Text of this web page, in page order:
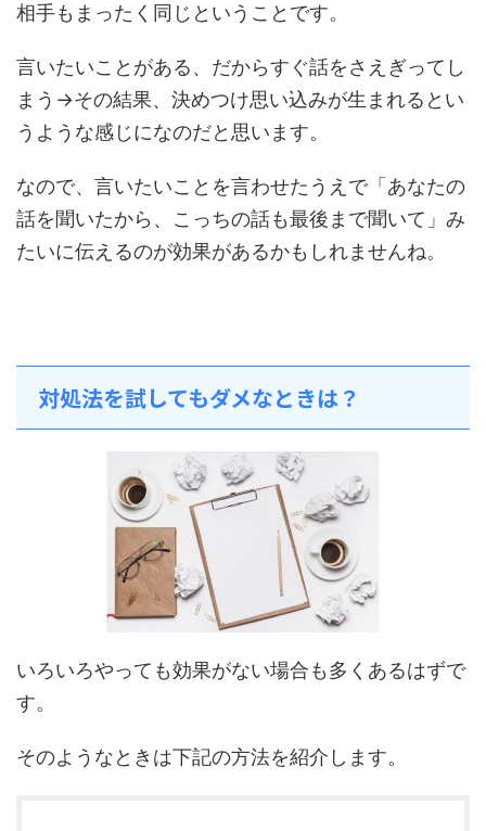
相手もまったく同じということです。
言いたいことがある、だからすぐ話をさえぎってし
まう→その結果、決めつけ思い込みが生まれるとい
うような感じになのだと思います。
なので、言いたいことを言わせたうえで「あなたの
話を聞いたから、こっちの話も最後まで聞いて」み
たいに伝えるのが効果があるかもしれませんね。
対処法を試してもダメなときは？
いろいろやっても効果がない場合も多くあるはずで
す。
そのようなときは下記の方法を紹介します。